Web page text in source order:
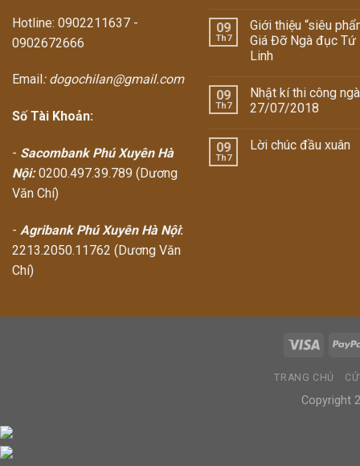
Hotline: 0902211637 -
0902672666
Email : dogochilan@gmail.com
Số Tài Khoản:
- Sacombank Phú Xuyên Hà
Nội:0200.497.39.789 (Dương
Văn Chí)
- Agribank Phú Xuyên Hà Nội:
2213.2050.11762 (Dương Văn
Chí)
09
Th7
Giới thiệu “siêu
Giá Đỡ Ngà đục Tứ
Linh
09
Th7
Nhật kí thi công
27/07/2018
09
Th7
Lời chúc đầu xuân
TRANG CHỦ
Copyright